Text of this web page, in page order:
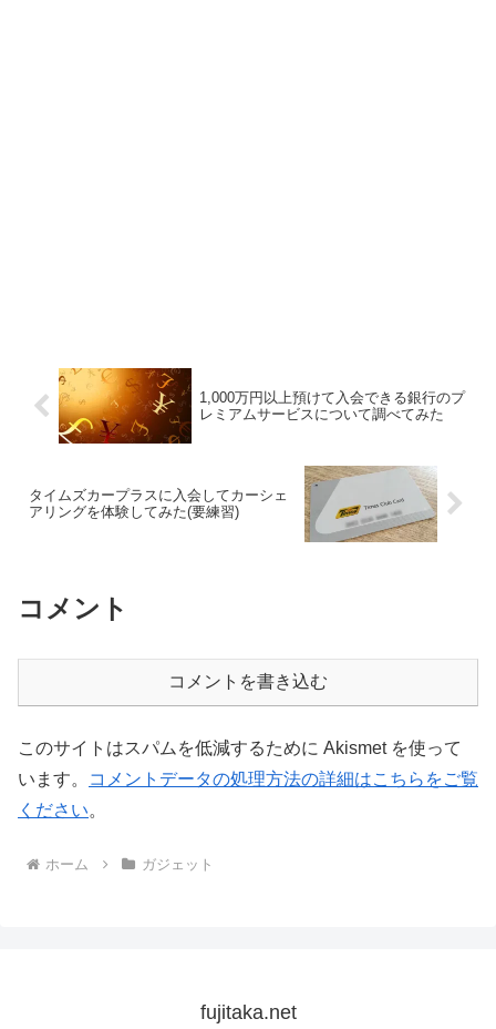
1,000万円以上預けて入会できる銀行のプ
レミアムサービスについて調べてみた
タイムズカープラスに入会してカーシェ
アリングを体験してみた(要練習)
コメント
コメントを書き込む
このサイトはスパムを低減するために Akismet を使って
います。
コメントデータの処理方法の詳細はこちらをご覧
ください。
ホーム ガジェット
fujitaka.net